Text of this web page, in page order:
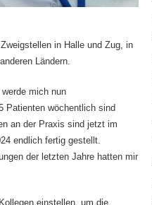
in Halle und Zug, in
Ländern.
mich nun
Patienten wöchentlich sind
an der Praxis sind jetzt im
endlich fertig gestellt.
der letzten Jahre hatten mir
einstellen, um die